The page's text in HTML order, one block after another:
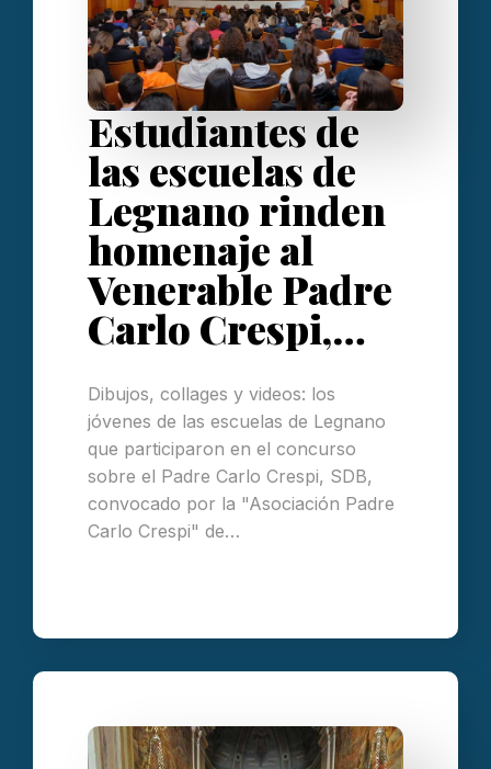
Estudiantes de
las escuelas de
Legnano rinden
homenaje al
Venerable Padre
Carlo Crespi,…
Dibujos, collages y videos: los
jóvenes de las escuelas de Legnano
que participaron en el concurso
sobre el Padre Carlo Crespi, SDB,
convocado por la "Asociación Padre
Carlo Crespi" de…